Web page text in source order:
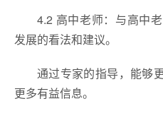
4.2 高中老师：与高中
发展的看法和建议。
通过专家的指导，能够
更多有益信息。